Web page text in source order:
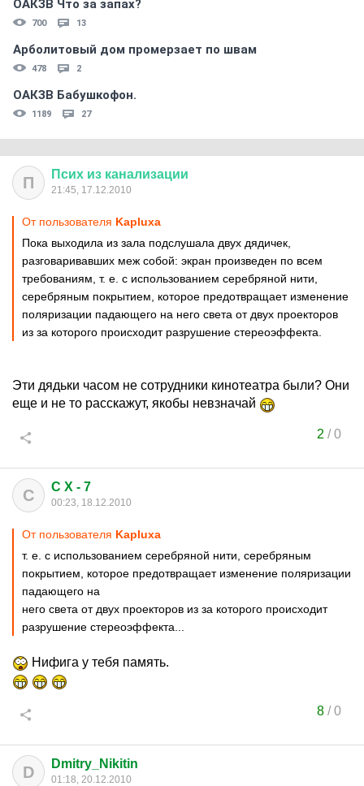
ОАКЗВ Что за запах?
700 13
Арболитовый дом промерзает по швам
478 2
ОАКЗВ Бабушкофон.
1189 27
П Псих из канализации
21:45, 17.12.2010
От пользователя Kapluxa
Пока выходила из зала подслушала двух дядичек,
разговаривавших меж собой: экран произведен по всем
требованиям, т. е. с использованием серебряной нити,
серебряным покрытием, которое предотвращает изменение
поляризации падающего на него света от двух проекторов
из за которого происходит разрушение стереоэффекта.
Эти дядьки часом не сотрудники кинотеатра были? Они
еще и не то расскажут, якобы невзначай
2 /0
C C X - 7
00:23, 18.12.2010
От пользователя Kapluxa
т. е. с использованием серебряной нити, серебряным
покрытием, которое предотвращает изменение поляризации
падающего на
него света от двух проекторов из за которого происходит
разрушение стереоэффекта...
Нифига у тебя память.
8/0
D Dmitry_Nikitin
01:18, 20.12.2010